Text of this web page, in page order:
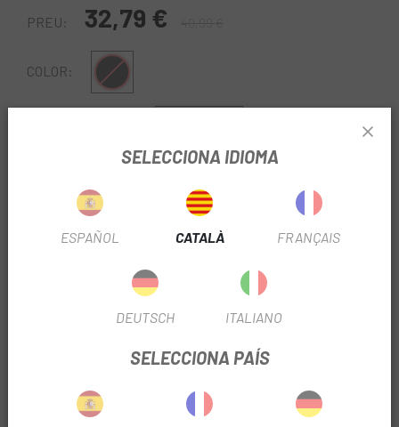
PREU: 32,79 €
COLOR: Negre
Sense Stock
AVISA'M QUAN ESTIGUI DISPONIBLE
que et presentem a Escapa
són unes bieles
dissenyades per oferir un rendiment fiable, suau i durador
en ciclisme MTB, trekking i ús recreatiu. Integrades dins de
la gamma Shimano CUES, estan pensades per a ciclistes
que busquen resistència, polivalència i baix manteniment.
SELECCIONA IDIOMA
ESPAÑOL CATALÀ FRANÇAIS
DEUTSCH ITALIANO
SELECCIONA PAÍS